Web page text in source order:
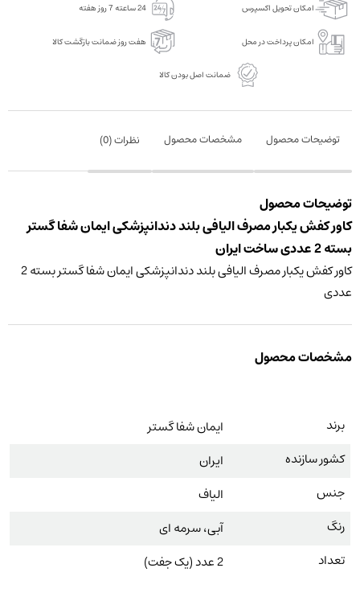
بسته
2
عددی
عدد
امکان تحویل اکسپرس 24 ساعته 7 روز هفته
امکان پرداخت در محل هفت روز ضمانت بازگشت کالا
ضمانت اصل بودن کالا
توضیحات محصول مشخصات محصول نظرات (0
)
توضیحات محصول
کاور کفش یکبار مصرف الیافی بلند دندانپزشکی ایمان شفا گستر
بسته 2 عددی ساخت ایران
کاور کفش یکبار مصرف الیافی بلند دندانپزشکی ایمان شفا گستر بسته 2
عددی
مشخصات محصول
برند
ایمان شفا گستر
کشور سازنده
ایران
جنس
الیاف
رنگ
آبی، سرمه ای
تعداد
2 عدد (یک جفت)